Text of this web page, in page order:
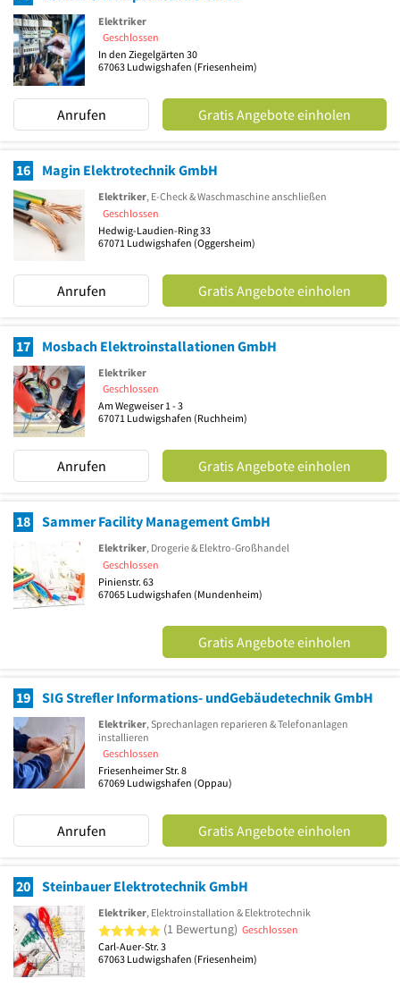
Elektriker
Geschlossen
In den Ziegelgärten 30
67063 Ludwigshafen (Friesenheim)
Anrufen Gratis Angebote einholen
16 Magin Elektrotechnik GmbH
Elektriker, E-Check & Waschmaschine anschließen
Geschlossen
Hedwig-Laudien-Ring 33
67071 Ludwigshafen (Oggersheim)
Anrufen Gratis Angebote einholen
17 Mosbach Elektroinstallationen GmbH
Elektriker
Geschlossen
Am Wegweiser 1 - 3
67071 Ludwigshafen (Ruchheim)
Anrufen Gratis Angebote einholen
18 Sammer Facility Management GmbH
Elektriker, Drogerie & Elektro-Großhandel
Geschlossen
Pinienstr. 63
67065 Ludwigshafen (Mundenheim)
Gratis Angebote einholen
19 SIG Strefler Informations- undGebäudetechnik GmbH
Elektriker, Sprechanlagen reparieren & Telefonanlagen
installieren
Geschlossen
Friesenheimer Str. 8
67069 Ludwigshafen (Oppau)
Anrufen Gratis Angebote einholen
20 Steinbauer Elektrotechnik GmbH
Elektriker, Elektroinstallation & Elektrotechnik
5 von 5 Sternen
(1 Bewertung) Geschlossen
Carl-Auer-Str. 3
67063 Ludwigshafen (Friesenheim)